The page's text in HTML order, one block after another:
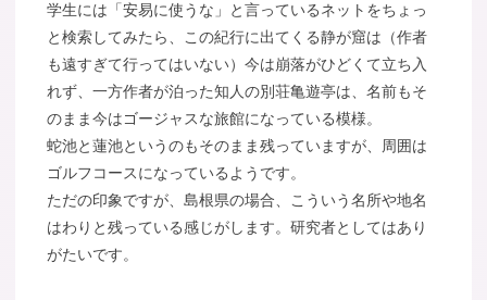
学生には「安易に使うな」と言っているネットをちょっ
と検索してみたら、この紀行に出てくる静が窟は（作者
も遠すぎて行ってはいない）今は崩落がひどくて立ち入
れず、一方作者が泊った知人の別荘亀遊亭は、名前もそ
のまま今はゴージャスな旅館になっている模様。
蛇池と蓮池というのもそのまま残っていますが、周囲は
ゴルフコースになっているようです。
ただの印象ですが、島根県の場合、こういう名所や地名
はわりと残っている感じがします。研究者としてはあり
がたいです。